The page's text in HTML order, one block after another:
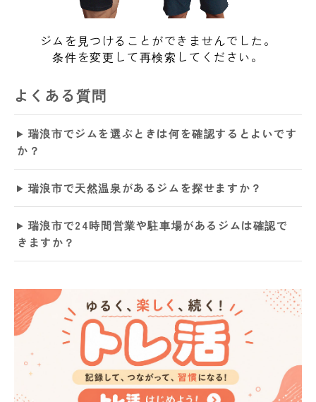
ジムを見つけることができませんでした。
条件を変更して再検索してください。
よくある質問
瑞浪市でジムを選ぶときは何を確認するとよいです
か？
瑞浪市で天然温泉があるジムを探せますか？
瑞浪市で24時間営業や駐車場があるジムは確認で
きますか？